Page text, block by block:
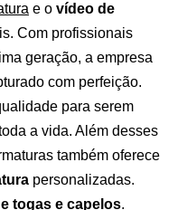
e o vídeo de
Com profissionais
geração, a empresa
com perfeição.
para serem
a vida. Além desses
também oferece
personalizadas.
togas e capelos.